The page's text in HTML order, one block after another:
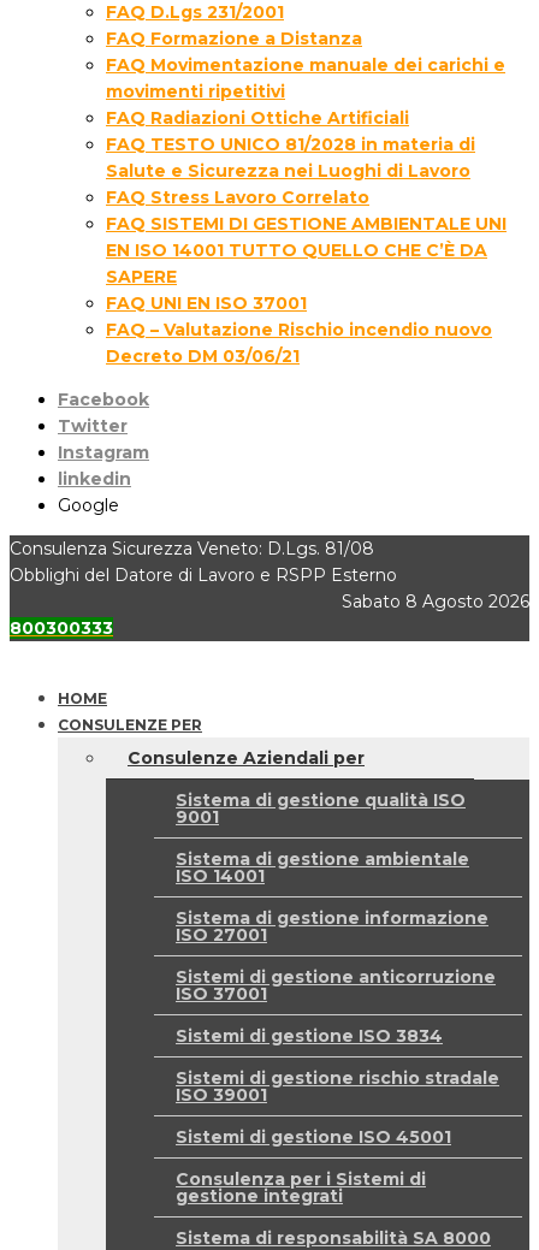
FAQ D.Lgs 231/2001
FAQ Formazione a Distanza
FAQ Movimentazione manuale dei carichi e
movimenti ripetitivi
FAQ Radiazioni Ottiche Artificiali
FAQ TESTO UNICO 81/2028 in materia di
Salute e Sicurezza nei Luoghi di Lavoro
FAQ Stress Lavoro Correlato
FAQ SISTEMI DI GESTIONE AMBIENTALE UNI
EN ISO 14001 TUTTO QUELLO CHE C’È DA
SAPERE
FAQ UNI EN ISO 37001
FAQ – Valutazione Rischio incendio nuovo
Decreto DM 03/06/21
Facebook
Twitter
Instagram
linkedin
Google
Consulenza Sicurezza Veneto: D.Lgs. 81/08
Obblighi del Datore di Lavoro e RSPP Esterno
Sabato 8 Agosto 2026
800300333
HOME
CONSULENZE PER
Consulenze Aziendali per
Sistema di gestione qualità ISO
9001
Sistema di gestione ambientale
ISO 14001
Sistema di gestione informazione
ISO 27001
Sistemi di gestione anticorruzione
ISO 37001
Sistemi di gestione ISO 3834
Sistemi di gestione rischio stradale
ISO 39001
Sistemi di gestione ISO 45001
Consulenza per i Sistemi di
gestione integrati
Sistema di responsabilità SA 8000